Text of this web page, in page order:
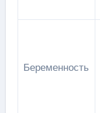
Беременность